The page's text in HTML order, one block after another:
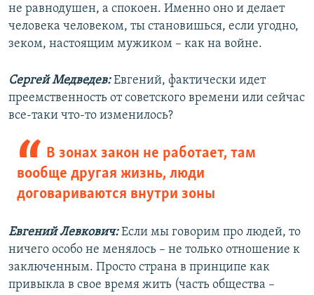
не равнодушен, а спокоен. Именно оно и делает
человека человеком, ты становишься, если угодно,
зеком, настоящим мужиком – как на войне.
Сергей Медведев:Евгений, фактически идет
преемственность от советского времени или сейчас
все-таки что-то изменилось?
В зонах закон не работает, там
вообще другая жизнь, люди
договариваются внутри зоны
Евгений Левкович:Если мы говорим про людей, то
ничего особо не менялось – не только отношение к
заключенным. Просто страна в принципе как
привыкла в свое время жить (часть общества –